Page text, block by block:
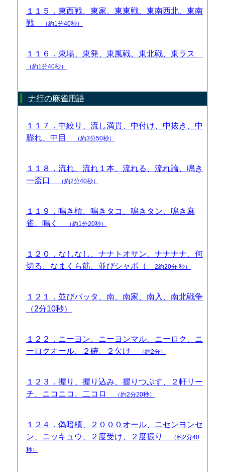
１１５．東西戦、東家、東東戦、東南西北、東南
戦
（約1分40秒）
１１６．東場、東発、東風戦、東北戦、東ラス
（約1分40秒）
ナ行の麻雀用語
１１７．中絞り、流し満貫、中付け、中抜き、中
膨れ、中目
（約3分50秒）
１１８．流れ、流れ１本、流れる、流れ論、鳴き
一盃口
（約2分40秒）
１１９．鳴き槓、鳴きタコ、鳴きタン、鳴き麻
雀、鳴く
（約1分20秒）
１２０．なしなし、ナナトオサン、ナナナナ、何
切る、なまくら筋、並びシャボ（
2約20分 秒）
１２１．並びバッタ、南、南家、南入、南北戦争
（2分10秒）
１２２．ニーヨン、ニーヨンマル、ニーロク、ニ
ーロクオール、２確、２欠け
（約2分）
１２３．握り、握り込み、握りつぶす、２軒リー
チ、ニコニコ、二コロ
（約2分20秒）
１２４．偽暗槓、２０００オール、ニセンヨンセ
ン、ニッキュウ、２度受け、２度振り
（約2分40
秒）